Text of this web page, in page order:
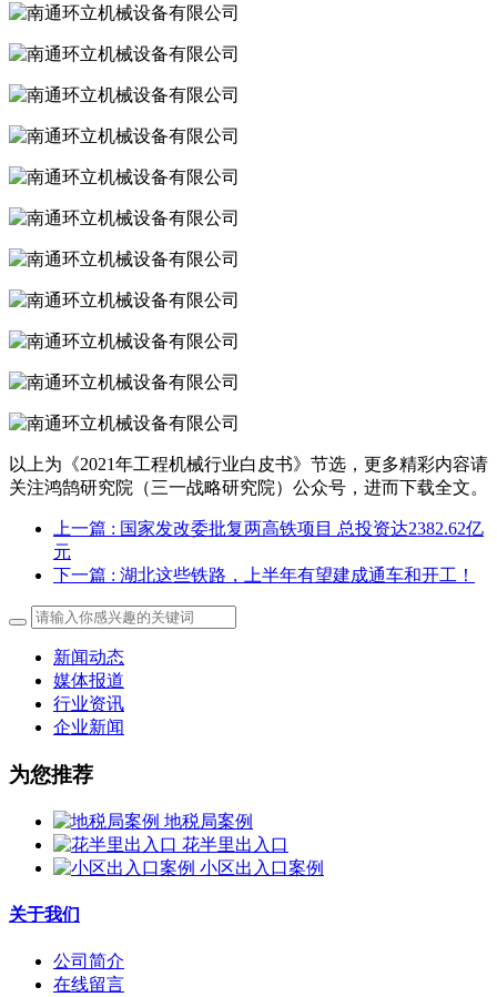
以上为《2021年工程机械行业白皮书》节选，更多精彩内容请
关注鸿鹄研究院（三一战略研究院）公众号，进而下载全文。
上一篇 : 国家发改委批复两高铁项目 总投资达2382.62亿
元
下一篇 : 湖北这些铁路，上半年有望建成通车和开工！
新闻动态
媒体报道
行业资讯
企业新闻
为您推荐
地税局案例
花半里出入口
小区出入口案例
关于我们
公司简介
在线留言